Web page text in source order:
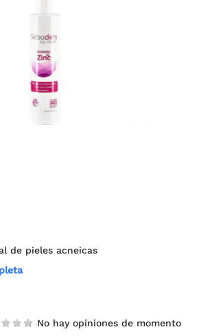
de pieles acneicas
No hay opiniones de momento